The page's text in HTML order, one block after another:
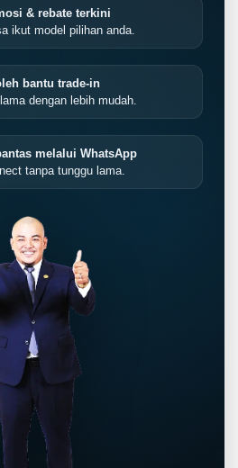
& rebate terkini
ikut model pilihan anda.
bantu trade-in
dengan lebih mudah.
melalui WhatsApp
tanpa tunggu lama.